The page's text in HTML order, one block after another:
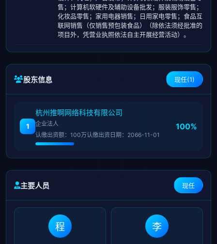
售；计算机软硬件及辅助设备批发；服装服饰零售；
化妆品零售；家用电器销售；日用家电零售；食品互
联网销售（仅销售预包装食品）（除依法须经批准的
项目外，凭营业执照依法自主开展经营活动）。
股东信息 现任(1)
1
杭州推啊网络科技有限公司
企业法人
认缴出资额：100万认缴出资日期：2066-11-01
100%
主要人员 现任
程 李